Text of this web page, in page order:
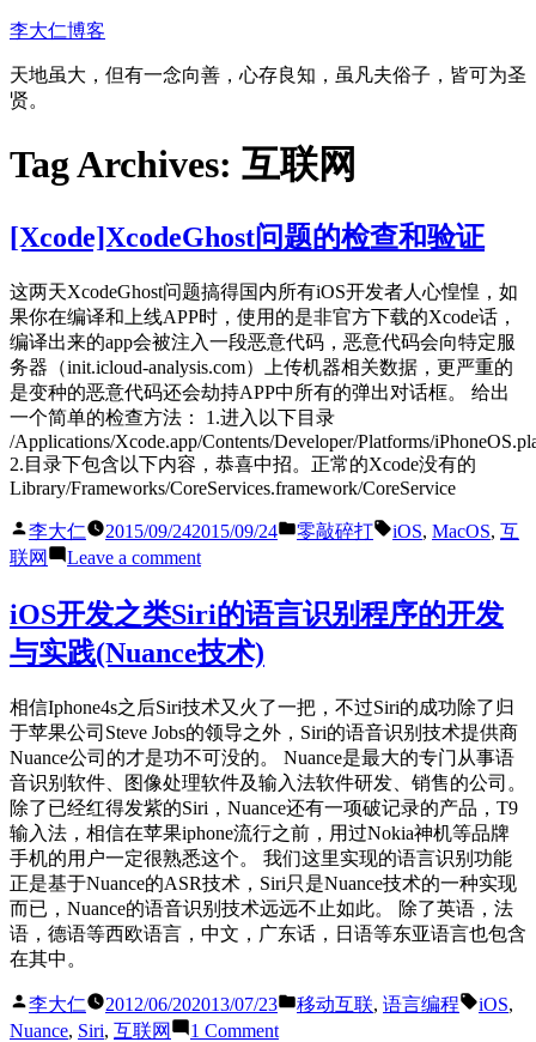
Skip
content
李大仁博客
天地虽大，但有一念向善，心存良知，虽凡夫俗子，皆可为圣
贤。
Tag Archives: 互联网
[Xcode]XcodeGhost问题的检查和验证
这两天XcodeGhost问题搞得国内所有iOS开发者人心惶惶，如
果你在编译和上线APP时，使用的是非官方下载的Xcode话，
编译出来的app会被注入一段恶意代码，恶意代码会向特定服
务器（init.icloud-analysis.com）上传机器相关数据，更严重的
是变种的恶意代码还会劫持APP中所有的弹出对话框。 给出
一个简单的检查方法： 1.进入以下目录
/Applications/Xcode.app/Contents/Developer/Platforms/
2.目录下包含以下内容，恭喜中招。正常的Xcode没有的
Library/Frameworks/CoreServices.framework/CoreService
Posted
by
李大仁 2015/09/242015/09/24
Posted
零敲碎打 Tags:
iOS, MacOS, 互
联网
Leave a commenton
题
的
检
查
和
验
证
iOS开发之类Siri的语言识别程序的开发
与实践(Nuance技术)
相信Iphone4s之后Siri技术又火了一把，不过Siri的成功除了归
于苹果公司Steve Jobs的领导之外，Siri的语音识别技术提供商
Nuance公司的才是功不可没的。 Nuance是最大的专门从事语
音识别软件、图像处理软件及输入法软件研发、销售的公司。
除了已经红得发紫的Siri，Nuance还有一项破记录的产品，T9
输入法，相信在苹果iphone流行之前，用过Nokia神机等品牌
手机的用户一定很熟悉这个。 我们这里实现的语言识别功能
正是基于Nuance的ASR技术，Siri只是Nuance技术的一种实现
而已，Nuance的语音识别技术远远不止如此。 除了英语，法
语，德语等西欧语言，中文，广东话，日语等东亚语言也包含
在其中。
Posted
李大仁 2012/06/202013/07/23
Posted
移动互联, 语言编程 Tags:
iOS,
Nuance, Siri, 互联网 1 Commenton